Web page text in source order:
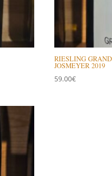
RIESLING
JOSMEYER 2019
59.00€